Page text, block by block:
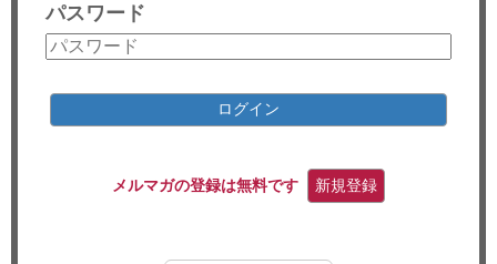
コンサルティング
リサーチ
パスワード
ログイン
メルマガの登録は無料です 新規登録